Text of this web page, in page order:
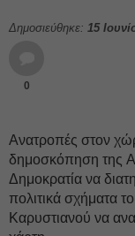
Δημοσιεύθηκε: 15
0
Ανατροπές στον
δημοσκόπηση της
Δημοκρατία να
πολιτικά σχήματα
Καρυστιανού να